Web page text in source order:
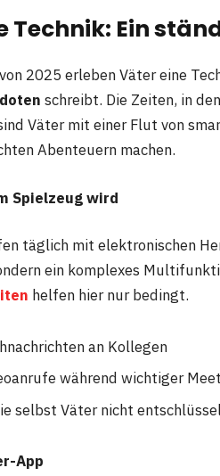
Technik: Ein
2025 erleben Väter eine
schreibt. Die Zeiten, in
Väter mit einer Flut von
Abenteuern machen.
Spielzeug wird
täglich mit elektronischen
ein komplexes
helfen hier nur bedingt.
an Kollegen
während wichtiger
selbst Väter nicht
App